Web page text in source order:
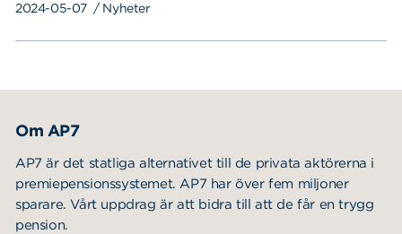
2024-05-07 / Nyheter
Om AP7
AP7 är det statliga alternativet till de privata aktörerna i
premiepensionssystemet. AP7 har över fem miljoner
sparare. Vårt uppdrag är att bidra till att de får en trygg
pension.